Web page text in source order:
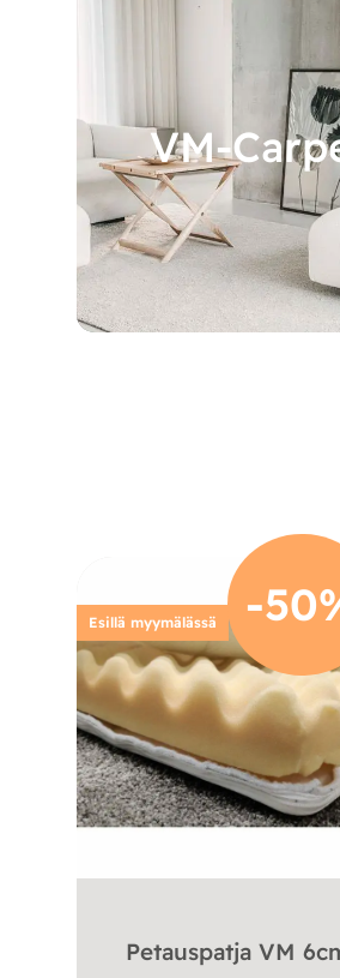
VM-
-
Esillä myymälässä
Petauspatja VM